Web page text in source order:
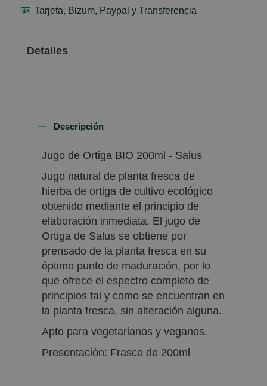
Tarjeta, Bizum, Paypal y Transferencia
Detalles
Descripción
Jugo de Ortiga BIO 200ml - Salus
Jugo natural de planta fresca de
hierba de ortiga de cultivo ecológico
obtenido mediante el principio de
elaboración inmediata. El jugo de
Ortiga de Salus se obtiene por
prensado de la planta fresca en su
óptimo punto de maduración, por lo
que ofrece el espectro completo de
principios tal y como se encuentran en
la planta fresca, sin alteración alguna.
Apto para vegetarianos y veganos.
Presentación: Frasco de 200ml